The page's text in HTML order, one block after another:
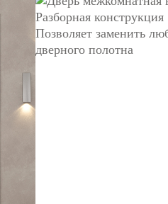
Разборная конструкция
Позволяет заменить
дверного полотна